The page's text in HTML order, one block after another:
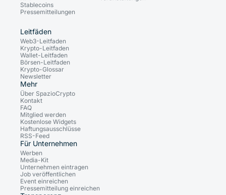
Stablecoins
Pressemitteilungen
Leitfäden
Web3-Leitfaden
Krypto-Leitfaden
Wallet-Leitfaden
Börsen-Leitfaden
Krypto-Glossar
Newsletter
Mehr
Über SpazioCrypto
Kontakt
FAQ
Mitglied werden
Kostenlose Widgets
Haftungsausschlüsse
RSS-Feed
Für Unternehmen
Werben
Media-Kit
Unternehmen eintragen
Job veröffentlichen
Event einreichen
Pressemitteilung einreichen